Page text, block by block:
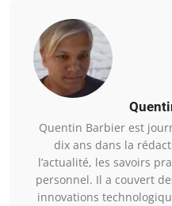
Quentin Barbier est
dix ans dans la
l’actualité, les savoirs
personnel. Il a couvert
innovations